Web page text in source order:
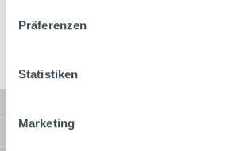
Präferenzen
Statistiken
Marketing
Shop Service